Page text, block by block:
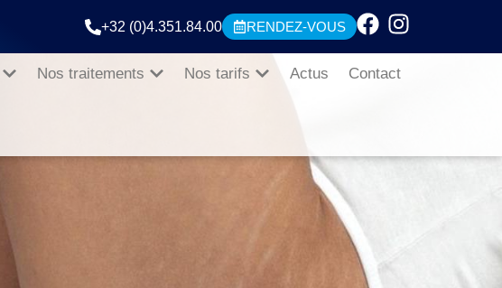
+32 (0)4.351.84.00 RENDEZ-VOUS
Nos traitements Nos tarifs Actus Contact